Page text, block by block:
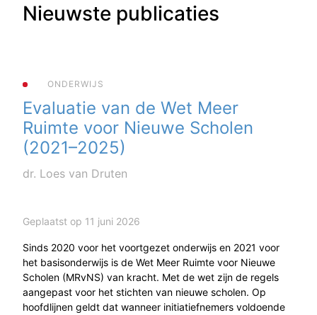
Nieuwste publicaties
ONDERWIJS
Evaluatie van de Wet Meer
Ruimte voor Nieuwe Scholen
(2021–2025)
dr. Loes van Druten
Geplaatst op 11 juni 2026
Sinds 2020 voor het voortgezet onderwijs en 2021 voor
het basisonderwijs is de Wet Meer Ruimte voor Nieuwe
Scholen (MRvNS) van kracht. Met de wet zijn de regels
aangepast voor het stichten van nieuwe scholen. Op
hoofdlijnen geldt dat wanneer initiatiefnemers voldoende